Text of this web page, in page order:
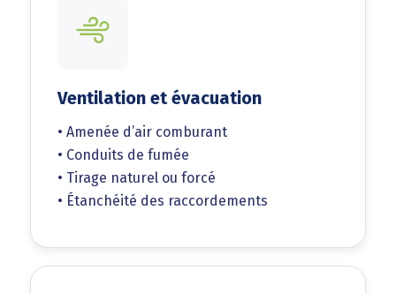
Ventilation et évacuation
• Amenée d’air comburant
• Conduits de fumée
• Tirage naturel ou forcé
• Étanchéité des raccordements